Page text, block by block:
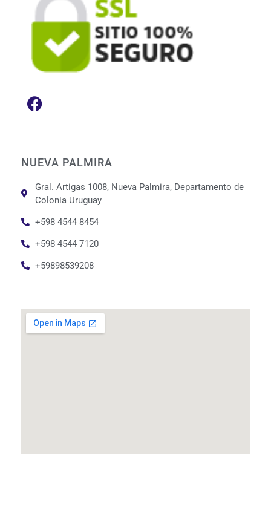
NUEVA PALMIRA
Gral. Artigas 1008, Nueva Palmira, Departamento de
Colonia Uruguay
+598 4544 8454
+598 4544 7120
+59898539208